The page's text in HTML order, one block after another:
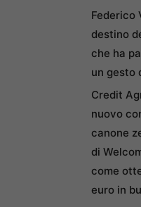
Federico
destino
che ha
un gesto
Credit
nuovo
canone
di
come
euro in